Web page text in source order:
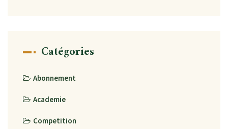
Catégories
Abonnement
Academie
Competition